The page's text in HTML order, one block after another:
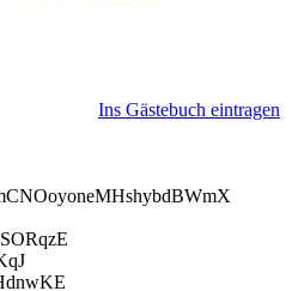
Ins Gästebuch eintragen